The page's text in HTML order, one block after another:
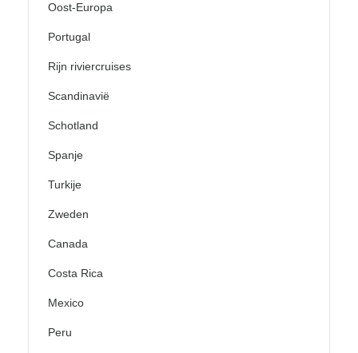
Oost-Europa
Portugal
Rijn riviercruises
Scandinavië
Schotland
Spanje
Turkije
Zweden
Canada
Costa Rica
Mexico
Peru